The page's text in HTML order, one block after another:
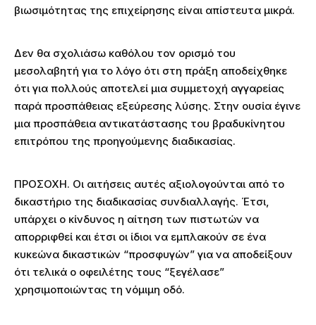
βιωσιμότητας της επιχείρησης είναι απίστευτα μικρά.
Δεν θα σχολιάσω καθόλου τον ορισμό του
μεσολαβητή για το λόγο ότι στη πράξη αποδείχθηκε
ότι για πολλούς αποτελεί μια συμμετοχή αγγαρείας
παρά προσπάθειας εξεύρεσης λύσης. Στην ουσία έγινε
μια προσπάθεια αντικατάστασης του βραδυκίνητου
επιτρόπου της προηγούμενης διαδικασίας.
ΠΡΟΣΟΧΗ. Οι αιτήσεις αυτές αξιολογούνται από το
δικαστήριο της διαδικασίας συνδιαλλαγής. Έτσι,
υπάρχει ο κίνδυνος η αίτηση των πιστωτών να
απορριφθεί και έτσι οι ίδιοι να εμπλακούν σε ένα
κυκεώνα δικαστικών “προσφυγών” για να αποδείξουν
ότι τελικά ο οφειλέτης τους “ξεγέλασε”
χρησιμοποιώντας τη νόμιμη οδό.